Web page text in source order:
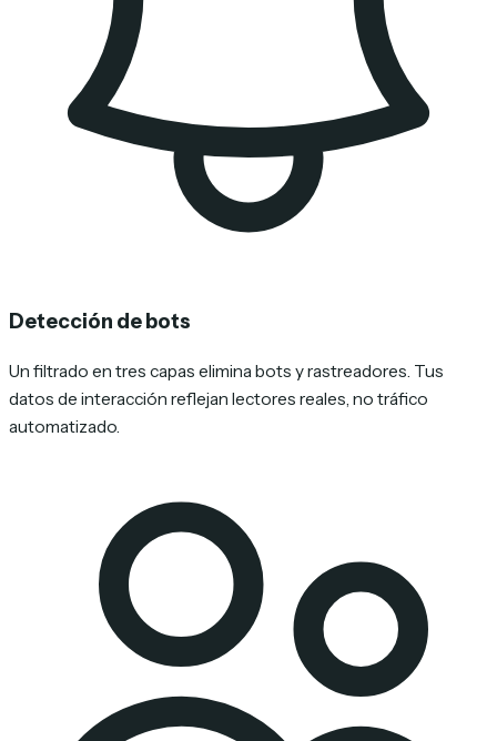
Detección de bots
Un filtrado en tres capas elimina bots y rastreadores. Tus
datos de interacción reflejan lectores reales, no tráfico
automatizado.